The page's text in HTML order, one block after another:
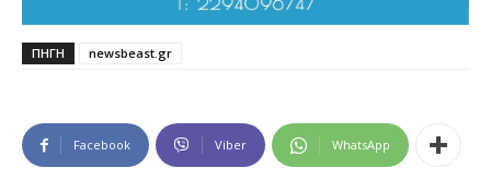
ΠΗΓΗ newsbeast.gr
Facebook Viber WhatsApp